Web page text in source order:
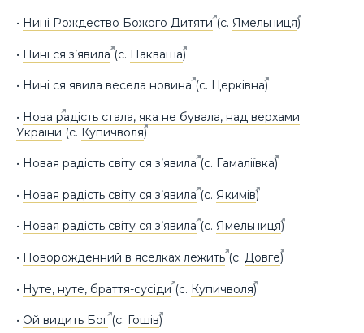
• Нині Рождество Божого Дитяти(с. Ямельниця)
• Нині ся з’явила(с. Накваша)
• Нині ся явила весела новина(с. Церківна)
• Нова радість стала, яка не бувала, над верхами
України (с. Купичволя)
• Новая радість світу ся з’явила(с. Гамаліївка)
• Новая радість світу ся з’явила(с. Якимів)
• Новая радість світу ся з’явила(с. Ямельниця)
• Новорожденний в яселках лежить(с. Довге)
• Нуте, нуте, браття-сусіди(с. Купичволя)
• Ой видить Бог(с. Гошів)